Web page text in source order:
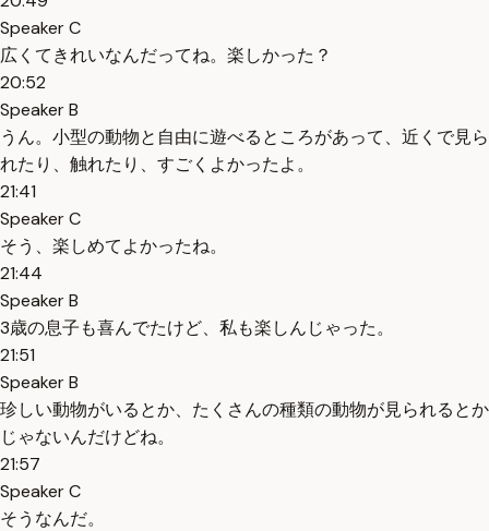
Speaker C
広くてきれいなんだってね。楽しかった？
20:52
Speaker B
うん。小型の動物と自由に遊べるところがあって、近くで見ら
れたり、触れたり、すごくよかったよ。
21:41
Speaker C
そう、楽しめてよかったね。
21:44
Speaker B
3歳の息子も喜んでたけど、私も楽しんじゃった。
21:51
Speaker B
珍しい動物がいるとか、たくさんの種類の動物が見られるとか
じゃないんだけどね。
21:57
Speaker C
そうなんだ。